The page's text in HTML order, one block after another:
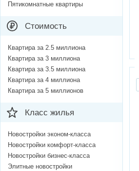
Пятикомнатные квартиры
Стоимость
Квартира за 2.5 миллиона
Квартира за 3 миллиона
Квартира за 3.5 миллиона
Квартира за 4 миллиона
Квартира за 5 миллионов
Класс жилья
Новостройки эконом-класса
Новостройки комфорт-класса
Новостройки бизнес-класса
Элитные новостройки